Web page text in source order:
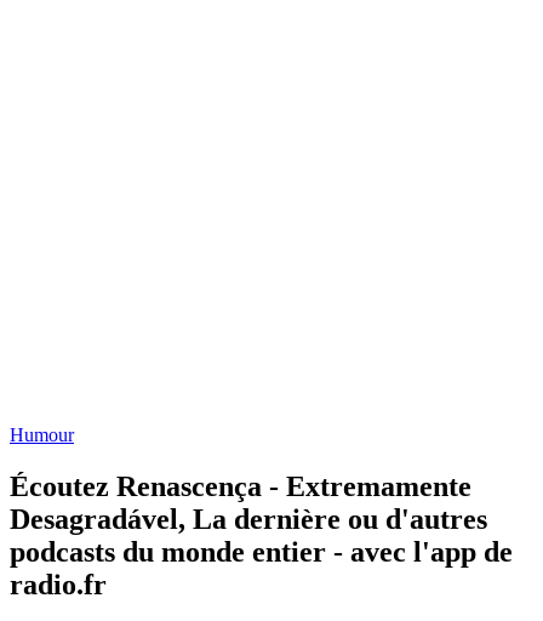
Humour
Écoutez Renascença - Extremamente
Desagradável, La dernière ou d'autres
podcasts du monde entier - avec l'app de
radio.fr